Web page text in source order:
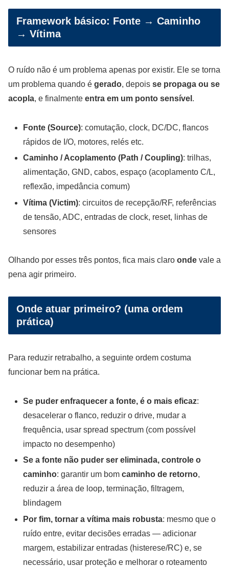
Framework básico: Fonte → Caminho
→ Vítima
O ruído não é um problema apenas por existir. Ele se torna
um problema quando é gerado, depois se propaga ou se
acopla, e finalmente entra em um ponto sensível .
Fonte (Source): comutação, clock, DC/DC, flancos
rápidos de I/O, motores, relés etc.
Caminho / Acoplamento (Path / Coupling): trilhas,
alimentação, GND, cabos, espaço (acoplamento C/L,
reflexão, impedância comum)
Vítima (Victim): circuitos de recepção/RF, referências
de tensão, ADC, entradas de clock, reset, linhas de
sensores
Olhando por esses três pontos, fica mais claro onde vale a
pena agir primeiro.
Onde atuar primeiro? (uma ordem
prática)
Para reduzir retrabalho, a seguinte ordem costuma
funcionar bem na prática.
Se puder enfraquecer a fonte, é o mais eficaz:
desacelerar o flanco, reduzir o drive, mudar a
frequência, usar spread spectrum (com possível
impacto no desempenho)
Se a fonte não puder ser eliminada, controle o
caminho: garantir um bomcaminho de retorno,
reduzir a área de loop, terminação, filtragem,
blindagem
Por fim, tornar a vítima mais robusta: mesmo que o
ruído entre, evitar decisões erradas — adicionar
margem, estabilizar entradas (histerese/RC) e, se
necessário, usar proteção e melhorar o roteamento